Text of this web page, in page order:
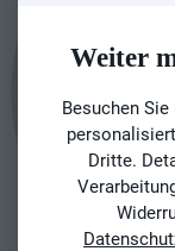
Weiter
Besuchen
Dritte.